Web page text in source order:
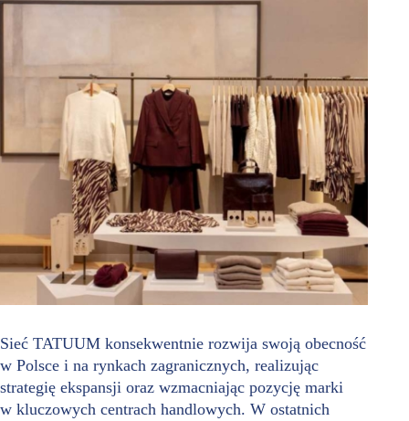
Sieć TATUUM konsekwentnie rozwija swoją obecność
w Polsce i na rynkach zagranicznych, realizując
strategię ekspansji oraz wzmacniając pozycję marki
w kluczowych centrach handlowych. W ostatnich